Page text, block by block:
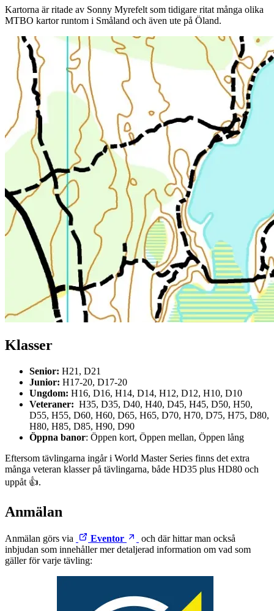
Kartorna är ritade av Sonny Myrefelt som tidigare ritat många olika
MTBO kartor runtom i Småland och även ute på Öland.
Klasser
Senior: H21, D21
Junior: H17-20, D17-20
Ungdom: H16, D16, H14, D14, H12, D12, H10, D10
Veteraner: H35, D35, D40, H40, D45, H45, D50, H50,
D55, H55, D60, H60, D65, H65, D70, H70, D75, H75, D80,
H80, H85, D85, H90, D90
Öppna banor: Öppen kort, Öppen mellan, Öppen lång
Eftersom tävlingarna ingår i World Master Series finns det extra
många veteran klasser på tävlingarna, både HD35 plus HD80 och
uppåt 👍.
Anmälan
Anmälan görs via Eventor
och där hittar man också
inbjudan som innehåller mer detaljerad information om vad som
gäller för varje tävling: